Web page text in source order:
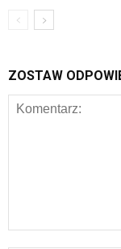
ZOSTAW